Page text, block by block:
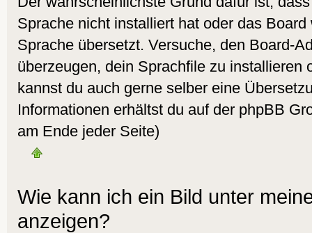
Sprache nicht installiert hat oder das
Sprache übersetzt. Versuche, den Board-
überzeugen, dein Sprachfile zu installieren
kannst du auch gerne selber eine
Informationen erhältst du auf der phpBB
am Ende jeder Seite)
Wie kann ich ein Bild unter
anzeigen?